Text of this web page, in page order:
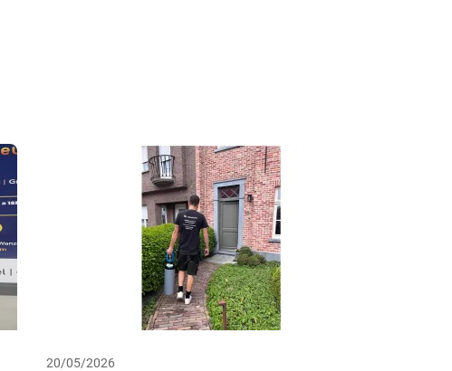
20/05/2026